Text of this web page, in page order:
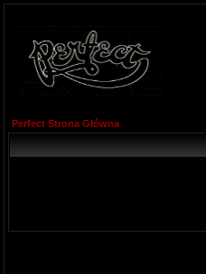
Perfect Strona Główna